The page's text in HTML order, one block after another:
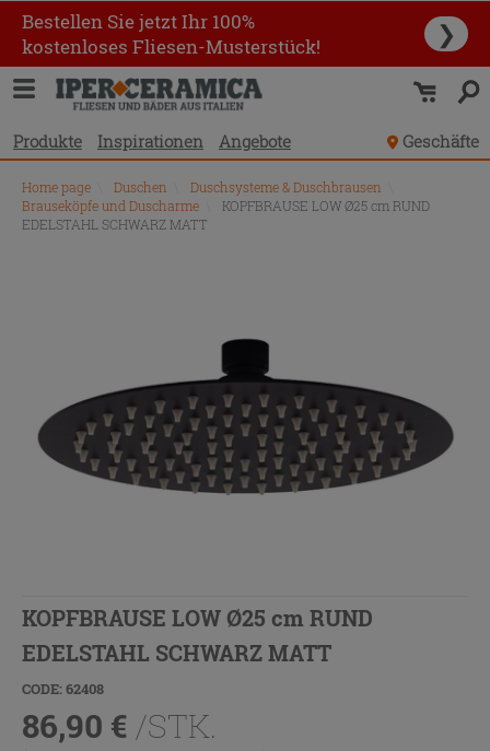
Bestellen Sie jetzt Ihr 100%
kostenloses Fliesen-Musterstück!
❯
Produkte Inspirationen Angebote Geschäfte
Home page Duschen Duschsysteme & Duschbrausen
Brauseköpfe und Duscharme
KOPFBRAUSE LOW Ø25 cm RUND
EDELSTAHL SCHWARZ MATT
KOPFBRAUSE LOW Ø25 cm RUND
EDELSTAHL SCHWARZ MATT
CODE: 62408
86,90 € /STK.